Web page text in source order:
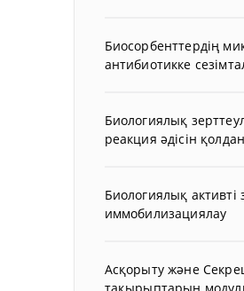
Биосорбенттердің
антибиотикке
Биологиялық
реакция әдісін
Биологиялық
иммобилизациялау
Асқорыту және